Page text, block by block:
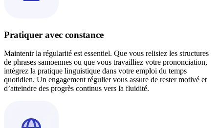
Pratiquer avec constance
Maintenir la régularité est essentiel. Que vous relisiez les structures
de phrases samoennes ou que vous travailliez votre prononciation,
intégrez la pratique linguistique dans votre emploi du temps
quotidien. Un engagement régulier vous assure de rester motivé et
d’atteindre des progrès continus vers la fluidité.